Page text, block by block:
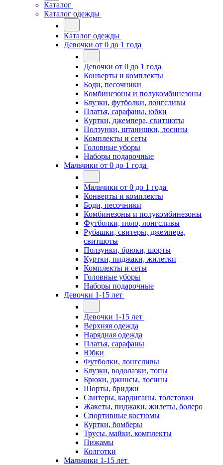
Каталог
Каталог одежды
Каталог одежды
Девочки от 0 до 1 года
Девочки от 0 до 1 года
Конверты и комплекты
Боди, песочники
Комбинезоны и полукомбинезоны
Блузки, футболки, лонгсливы
Платья, сарафаны, юбки
Куртки, джемпера, свитшоты
Ползунки, штанишки, лосины
Комплекты и сеты
Головные уборы
Наборы подарочные
Мальчики от 0 до 1 года
Мальчики от 0 до 1 года
Конверты и комплекты
Боди, песочники
Комбинезоны и полукомбинезоны
Футболки, поло, лонгсливы
Рубашки, свитеры, джемпера,
свитшоты
Ползунки, брюки, шорты
Куртки, пиджаки, жилетки
Комплекты и сеты
Головные уборы
Наборы подарочные
Девочки 1-15 лет
Девочки 1-15 лет
Верхняя одежда
Нарядная одежда
Платья, сарафаны
Юбки
Футболки, лонгсливы
Блузки, водолазки, топы
Брюки, джинсы, лосины
Шорты, бриджи
Свитеры, кардиганы, толстовки
Жакеты, пиджаки, жилеты, болеро
Спортивные костюмы
Куртки, бомберы
Трусы, майки, комплекты
Пижамы
Колготки
Мальчики 1-15 лет